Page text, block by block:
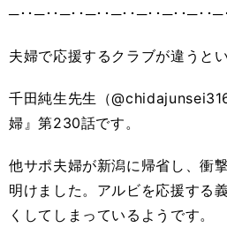
─･･─･･─･･─･･─･･─･･─･･─･･─
夫婦で応援するクラブが違うと
千田純生先生（
婦』第230話です。
他サポ夫婦が新潟に帰省し、衝
明けました。アルビを応援する
くしてしまっているようです。